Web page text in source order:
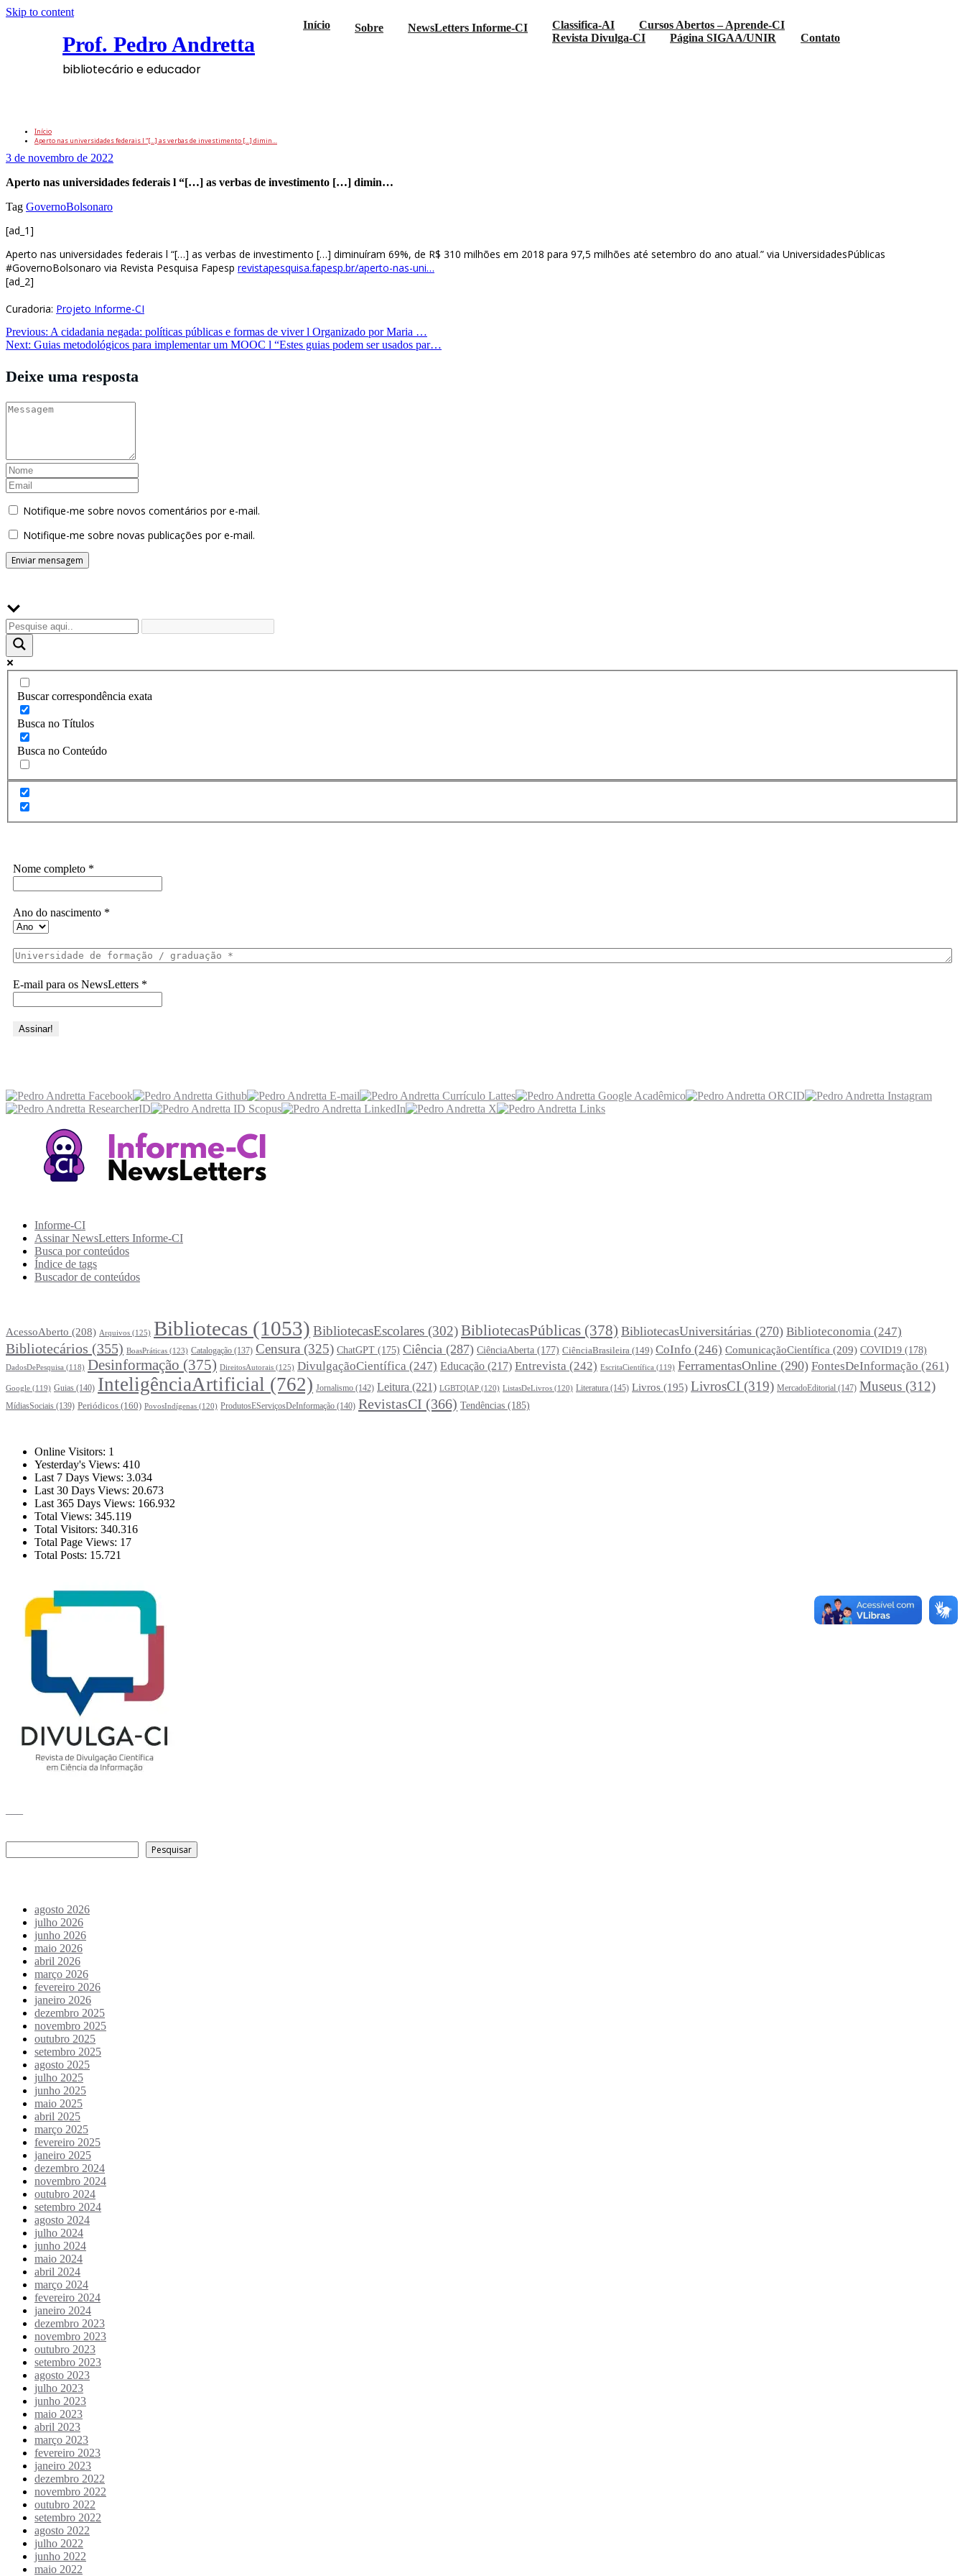
Skip to content
Prof. Pedro Andretta
bibliotecário e educador
Início Sobre NewsLetters Informe-CI Classifica-AI
Cursos Abertos – Aprende-CI
Revista Divulga-CI
Página SIGAA/UNIR Contato
Início
Aperto nas universidades federais l “[…] as verbas de investimento […] dimin…
3 de novembro de 2022
Aperto nas universidades federais l “[…] as verbas de investimento […] dimin…
Tag GovernoBolsonaro
[ad_1]
Aperto nas universidades federais l “[…] as verbas de investimento […] diminuíram 69%, de R$ 310 milhões em 2018 para 97,5 milhões até setembro do ano atual.” via UniversidadesPúblicas
#GovernoBolsonaro via Revista Pesquisa Fapesp revistapesquisa.fapesp.br/aperto-nas-uni…
[ad_2]
Curadoria: Projeto Informe-CI
Navegação
de
Post
Previous: A cidadania negada: políticas públicas e formas de viver l Organizado por Maria …
Next: Guias metodológicos para implementar um MOOC l “Estes guias podem ser usados par…
Deixe uma resposta
Notifique-me sobre novos comentários por e-mail.
Notifique-me sobre novas publicações por e-mail.
Buscar correspondência exata
Busca no Títulos
Busca no Conteúdo
Nome completo *
Ano do nascimento *
E-mail para os NewsLetters *
Informe-CI
Assinar NewsLetters Informe-CI
Busca por conteúdos
Índice de tags
Buscador de conteúdos
AcessoAberto (208) Arquivos (125) Bibliotecas (1053) BibliotecasEscolares (302)BibliotecasPúblicas (378) BibliotecasUniversitárias (270) Biblioteconomia (247)
Bibliotecários (355) BoasPráticas (123) Catalogação (137) Censura (325) ChatGPT (175) Ciência (287) CiênciaAberta (177) CiênciaBrasileira (149) CoInfo (246) ComunicaçãoCientífica (209) COVID19 (178)
DadosDePesquisa (118) Desinformação (375) DireitosAutorais (125) DivulgaçãoCientífica (247) Educação (217) Entrevista (242) EscritaCientífica (119) FerramentasOnline (290) FontesDeInformação (261)
Google (119) Guias (140) InteligênciaArtificial (762) Jornalismo (142) Leitura (221) LGBTQIAP (120) ListasDeLivros (120) Literatura (145) Livros (195) LivrosCI (319) MercadoEditorial (147) Museus (312)
MídiasSociais (139) Periódicos (160) PovosIndígenas (120) ProdutosEServiçosDeInformação (140) RevistasCI (366) Tendências (185)
Online Visitors: 1
Yesterday's Views: 410
Last 7 Days Views: 3.034
Last 30 Days Views: 20.673
Last 365 Days Views: 166.932
Total Views: 345.119
Total Visitors: 340.316
Total Page Views: 17
Total Posts: 15.721
Pesquisar
agosto 2026
julho 2026
junho 2026
maio 2026
abril 2026
março 2026
fevereiro 2026
janeiro 2026
dezembro 2025
novembro 2025
outubro 2025
setembro 2025
agosto 2025
julho 2025
junho 2025
maio 2025
abril 2025
março 2025
fevereiro 2025
janeiro 2025
dezembro 2024
novembro 2024
outubro 2024
setembro 2024
agosto 2024
julho 2024
junho 2024
maio 2024
abril 2024
março 2024
fevereiro 2024
janeiro 2024
dezembro 2023
novembro 2023
outubro 2023
setembro 2023
agosto 2023
julho 2023
junho 2023
maio 2023
abril 2023
março 2023
fevereiro 2023
janeiro 2023
dezembro 2022
novembro 2022
outubro 2022
setembro 2022
agosto 2022
julho 2022
junho 2022
maio 2022